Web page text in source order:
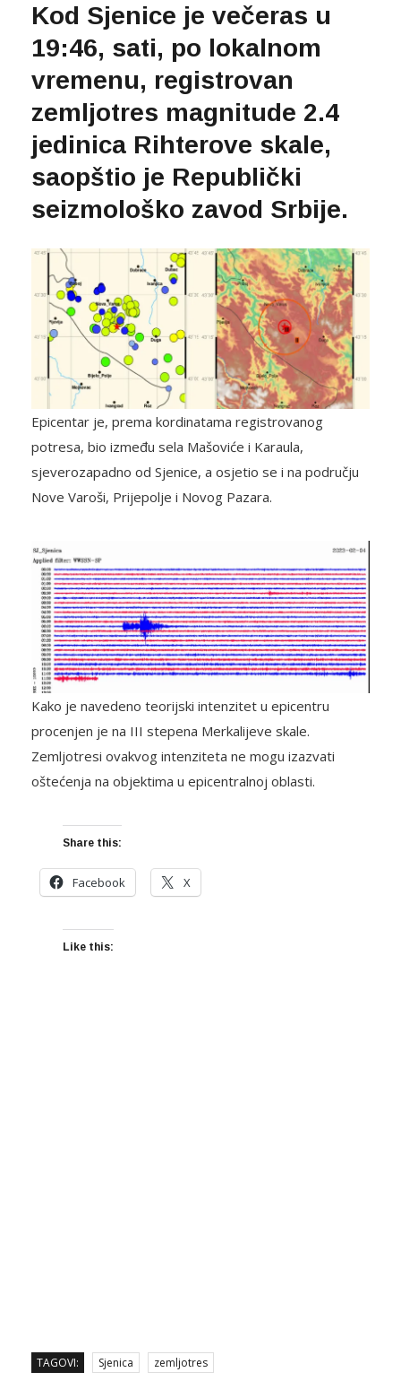
Kod Sjenice je večeras u
19:46, sati, po lokalnom
vremenu, registrovan
zemljotres magnitude 2.4
jedinica Rihterove skale,
saopštio je Republički
seizmološko zavod Srbije.
Epicentar je, prema kordinatama registrovanog
potresa, bio između sela Mašoviće i Karaula,
sjeverozapadno od Sjenice, a osjetio se i na području
Nove Varoši, Prijepolje i Novog Pazara.
Kako je navedeno teorijski intenzitet u epicentru
procenjen je na III stepena Merkalijeve skale.
Zemljotresi ovakvog intenziteta ne mogu izazvati
oštećenja na objektima u epicentralnoj oblasti.
Share this:
Facebook X
Like this:
TAGOVI: Sjenica zemljotres